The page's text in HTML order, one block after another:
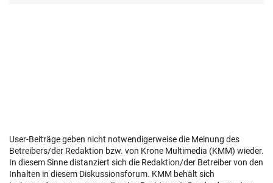
User-Beiträge geben nicht notwendigerweise die Meinung des
Betreibers/der Redaktion bzw. von Krone Multimedia (KMM) wieder.
In diesem Sinne distanziert sich die Redaktion/der Betreiber von den
Inhalten in diesem Diskussionsforum. KMM behält sich